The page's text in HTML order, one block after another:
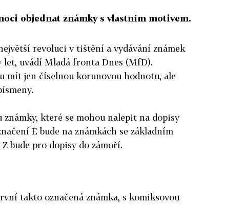
objednat známky s vlastním motivem.
revoluci v tištění a vydávání známek
let, uvádí Mladá fronta Dnes (MfD).
mít jen číselnou korunovou hodnotu, ale
které se mohou nalepit na dopisy
E bude na známkách se základním
bude pro dopisy do zámoří.
takto označená známka, s komiksovou